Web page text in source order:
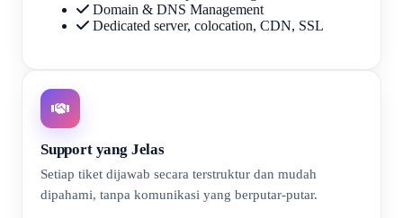
Domain & DNS Management
Dedicated server, colocation, CDN, SSL
Support yang Jelas
Setiap tiket dijawab secara terstruktur dan mudah
dipahami, tanpa komunikasi yang berputar-putar.